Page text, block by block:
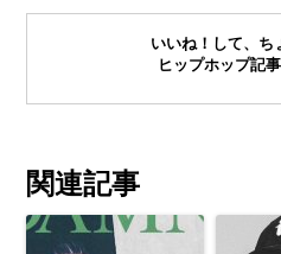
いいね！して、ち
ヒップホップ記
関連記事